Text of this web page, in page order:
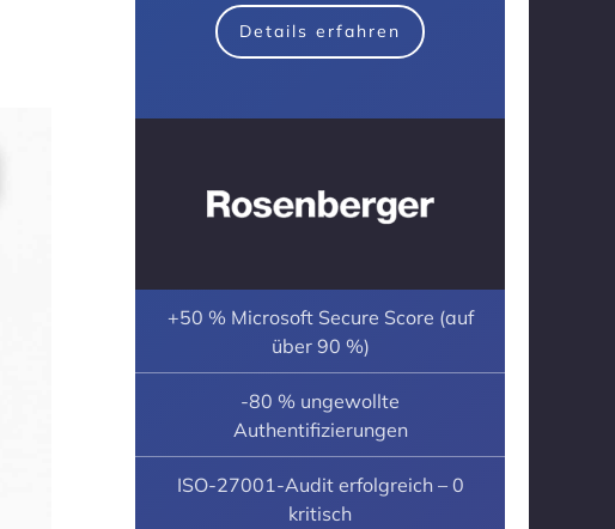
Details erfahren
+50 % Microsoft Secure Score (auf
über 90 %)
-80 % ungewollte
Authentifizierungen
ISO-27001-Audit erfolgreich – 0
kritisch